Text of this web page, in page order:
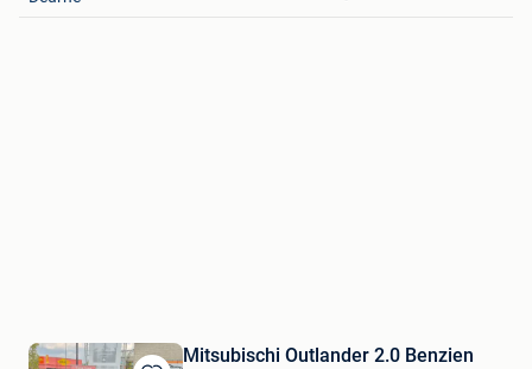
Mitsubischi Outlander 2.0 Benzien